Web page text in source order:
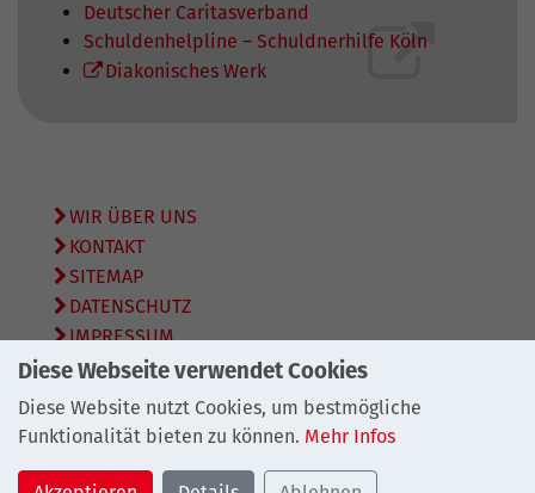
Deutscher Caritasverband
Schuldenhelpline – Schuldnerhilfe Köln
Diakonisches Werk
WIR ÜBER UNS
KONTAKT
SITEMAP
DATENSCHUTZ
IMPRESSUM
e.V.
Diese Webseite verwendet Cookies
Diese Website nutzt Cookies, um bestmögliche
Funktionalität bieten zu können. Mehr Infos